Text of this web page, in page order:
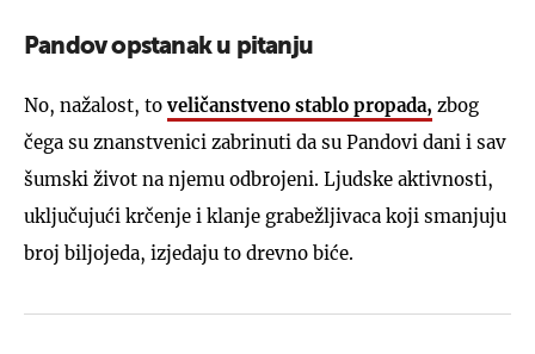
Pandov opstanak u pitanju
No, nažalost, toveličanstveno stablo propada, zbog
čega su znanstvenici zabrinuti da su Pandovi dani i sav
šumski život na njemu odbrojeni. Ljudske aktivnosti,
uključujući krčenje i klanje grabežljivaca koji smanjuju
broj biljojeda, izjedaju to drevno biće.